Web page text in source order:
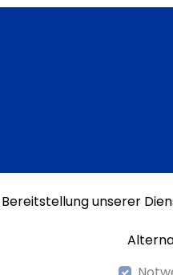
unserer